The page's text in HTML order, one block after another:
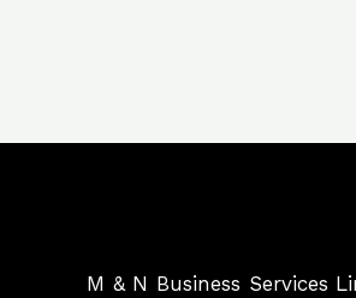
M & N Business Services